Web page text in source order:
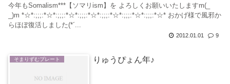
今年もSomalism***【ソマリism】を よろしくお願いいたしますm(_
_)m *☆*:;;;:*☆*:;;;:*☆*:;;;:*☆*:;;;:*☆*:;;;:*☆*:;;;:*☆* おかげ様で風邪か
らほぼ復活しました(*´...
2012.01.01 9
そまりずむプレート りゅうぴょん年♪